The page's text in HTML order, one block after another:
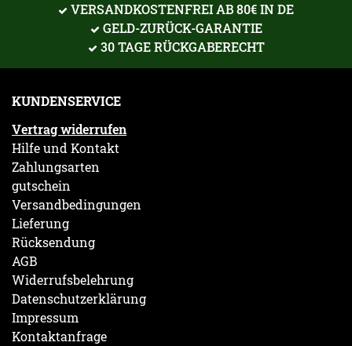
VERSANDKOSTENFREI AB 80€ IN DE
GELD-ZURÜCK-GARANTIE
30 TAGE RÜCKGABERECHT
KUNDENSERVICE
Vertrag widerrufen
Hilfe und Kontakt
Zahlungsarten
gutschein
Versandbedingungen
Lieferung
Rücksendung
AGB
Widerrufsbelehrung
Datenschutzerklärung
Impressum
Kontaktanfrage